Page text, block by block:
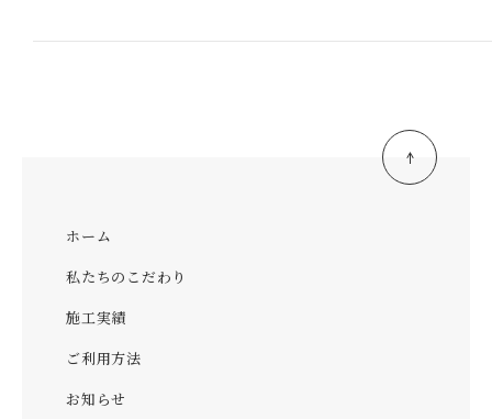
ホーム
私たちのこだわり
施工実績
ご利用方法
お知らせ